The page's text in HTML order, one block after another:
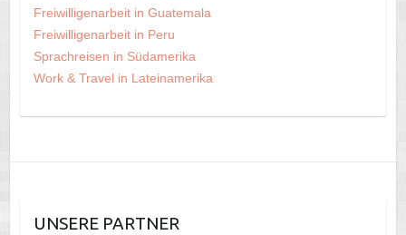
Freiwilligenarbeit in Guatemala
Freiwilligenarbeit in Peru
Sprachreisen in Südamerika
Work & Travel in Lateinamerika
UNSERE PARTNER